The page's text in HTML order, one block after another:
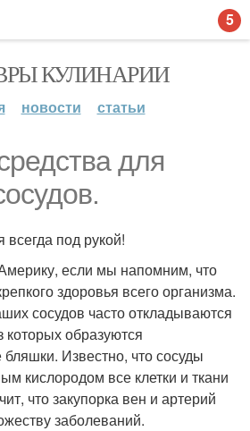
КУЛИНАРИИ
новости статьи
для
всегда под рукой!
если мы напомним, что
здоровья всего организма.
сосудов часто откладываются
которых образуются
бляшки. Известно, что сосуды
кислородом все клетки и ткани
что закупорка вен и артерий
заболеваний.
5